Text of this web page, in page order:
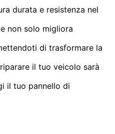
durata e resistenza nel
non solo migliora
di trasformare la
il tuo veicolo sarà
il tuo pannello di